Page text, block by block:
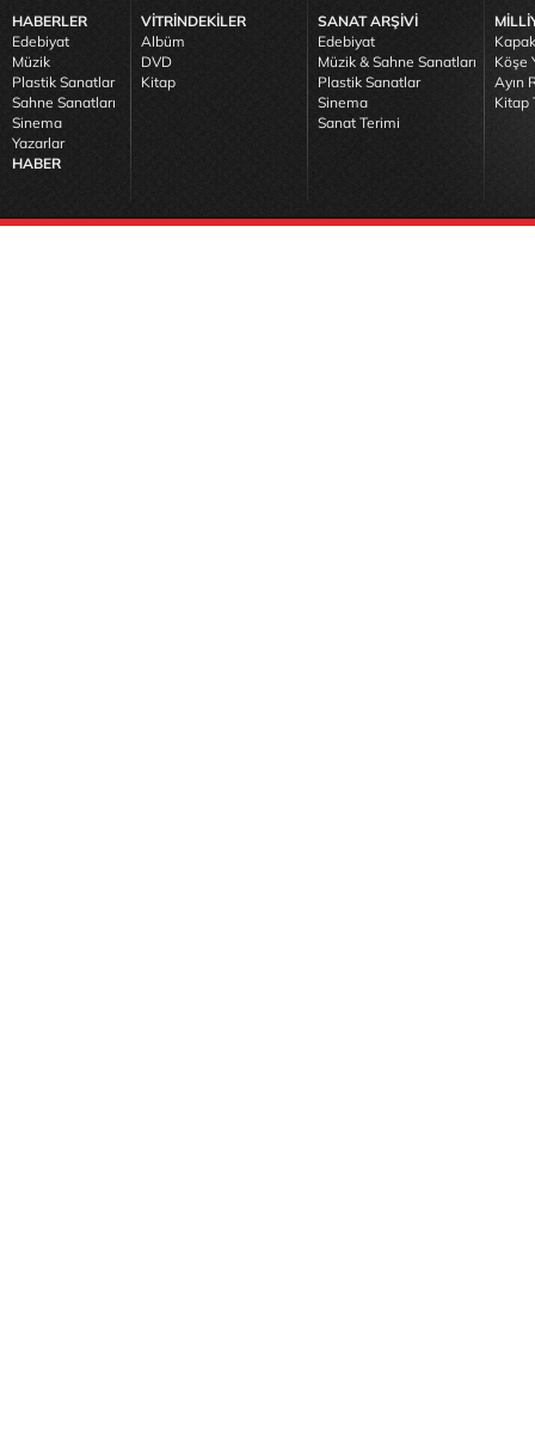
HABERLER
Edebiyat
Müzik
Plastik Sanatlar
Sahne Sanatları
Sinema
Yazarlar
HABER
VİTRİNDEKİLER
Albüm
DVD
Kitap
SANAT ARŞİVİ
Edebiyat
Müzik & Sahne Sanatları
Plastik Sanatlar
Sinema
Sanat Terimi
Köşe
Ayın
Kitap